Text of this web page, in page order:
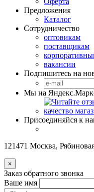
Предложения
Каталог
Сотрудничество
оптовикам
поставщикам
вакансии
Подпишитесь на
Мы на
Присоединяйся к
121471 Москва,
×
Заказ обратного звонка
Ваше имя